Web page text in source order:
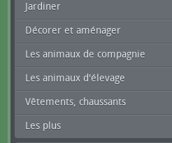
Jardiner
Décorer et aménager
Les animaux de compagnie
Les animaux d'élevage
Vêtements, chaussants
Les plus